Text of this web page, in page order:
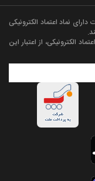
نماد اعتماد الکترونیکی
الکترونیکی، از اعتبار این